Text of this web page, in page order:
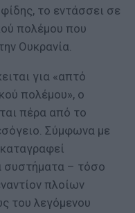
το εντάσσει σε
πολέμου που
Ουκρανία.
για «απτό
πολέμου», ο
πέρα από το
Σύμφωνα με
συστήματα – τόσο
πλοίων
του λεγόμενου